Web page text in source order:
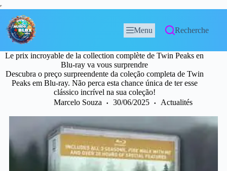
Menu Recherche
Le prix incroyable de la collection complète de Twin Peaks en
Blu-ray va vous surprendre
Descubra o preço surpreendente da coleção completa de Twin
Peaks em Blu-ray. Não perca esta chance única de ter esse
clássico incrível na sua coleção!
Marcelo Souza
30/06/2025 Actualités